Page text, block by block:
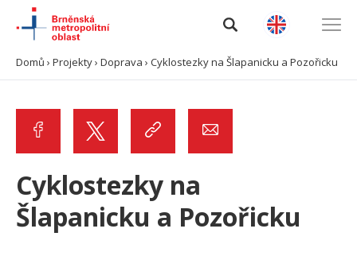
Domů › Projekty› Doprava › Cyklostezky na Šlapanicku a Pozořicku
Cyklostezky na
Šlapanicku a Pozořicku
O BMO
Data a analýzy
Výzvy